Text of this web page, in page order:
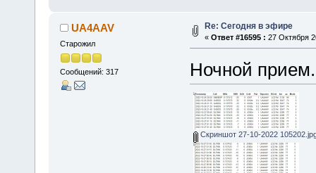
UA4AAV
Старожил
Сообщений: 317
Re: Сегодня в эфире
« Ответ #16595 : 27 Октября
Ночной прием.
Скриншот 27-10-2022